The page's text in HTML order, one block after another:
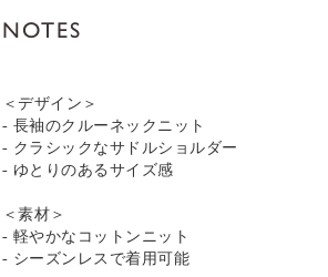
NOTES
＜デザイン＞
- 長袖のクルーネックニット
- クラシックなサドルショルダー
- ゆとりのあるサイズ感
＜素材＞
- 軽やかなコットンニット
- シーズンレスで着用可能